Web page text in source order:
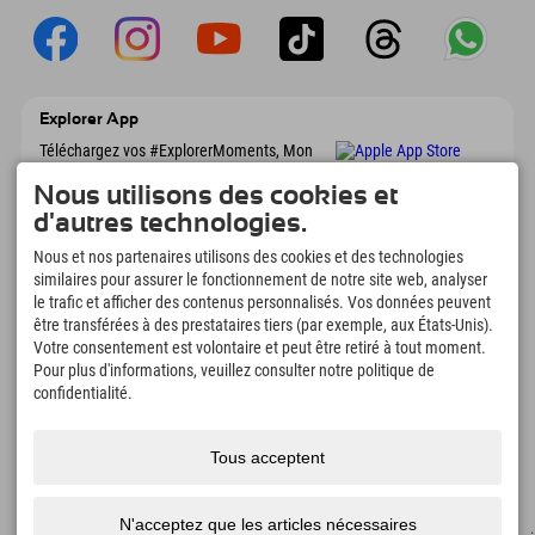
Explorer App
Téléchargez vos #ExplorerMoments, Mon
Explorer à emporter avec aperçu de vos
réservations, liste de choses à faire, aperçu
des restaurants et bien plus encore.
Téléchargez-le maintenant !
L'heure des moments d'exploration
166
Lacs de montagne et
piscines d'aventure
4.634km
Pistes de ski et de
snowboard
8.991
Nous utilisons des cookies et
d'autres technologies.
Nous et nos partenaires utilisons des cookies et des technologies
similaires pour assurer le fonctionnement de notre site web, analyser
le trafic et afficher des contenus personnalisés. Vos données peuvent
être transférées à des prestataires tiers (par exemple, aux États-Unis).
Votre consentement est volontaire et peut être retiré à tout moment.
Pour plus d'informations, veuillez consulter notre politique de
confidentialité.
Tous acceptent
N'acceptez que les articles nécessaires